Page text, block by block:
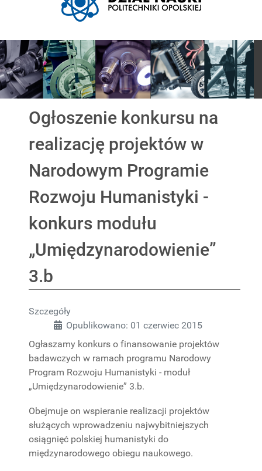
Pokaz slajdów
PROJEKTY
Ogłoszenie konkursu na
realizację projektów w
Narodowym Programie
Rozwoju Humanistyki -
konkurs modułu
„Umiędzynarodowienie”
3.b
Szczegóły
Opublikowano: 01 czerwiec 2015
Ogłaszamy konkurs o finansowanie projektów
badawczych w ramach programu Narodowy
Program Rozwoju Humanistyki - moduł
„Umiędzynarodowienie” 3.b.
Obejmuje on wspieranie realizacji projektów
służących wprowadzeniu najwybitniejszych
osiągnięć polskiej humanistyki do
międzynarodowego obiegu naukowego.